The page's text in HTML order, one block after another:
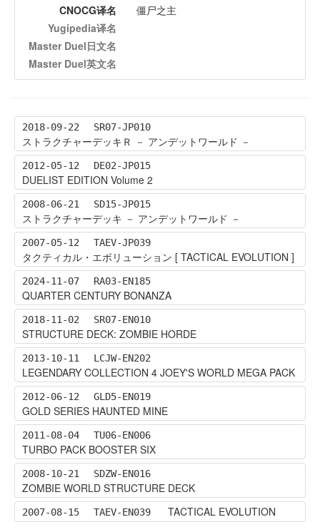
CNOCG译名
僵尸之主
Yugipedia译名
Master Duel日文名
Master Duel英文名
2018-09-22 SR07-JP010
ストラクチャーデッキＲ － アンデットワールド －
2012-05-12 DE02-JP015
DUELIST EDITION Volume 2
2008-06-21 SD15-JP015
ストラクチャーデッキ － アンデットワールド －
2007-05-12 TAEV-JP039
タクティカル・エボリューション [ TACTICAL EVOLUTION ]
2024-11-07 RA03-EN185
QUARTER CENTURY BONANZA
2018-11-02 SR07-EN010
STRUCTURE DECK: ZOMBIE HORDE
2013-10-11 LCJW-EN202
LEGENDARY COLLECTION 4 JOEY'S WORLD MEGA PACK
2012-06-12 GLD5-EN019
GOLD SERIES HAUNTED MINE
2011-08-04 TU06-EN006
TURBO PACK BOOSTER SIX
2008-10-21 SDZW-EN016
ZOMBIE WORLD STRUCTURE DECK
2007-08-15 TAEV-EN039 TACTICAL EVOLUTION